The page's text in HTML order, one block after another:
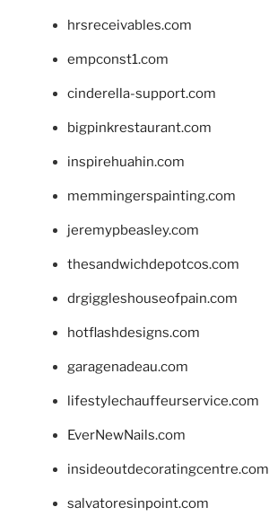
hrsreceivables.com
empconst1.com
cinderella-support.com
bigpinkrestaurant.com
inspirehuahin.com
memmingerspainting.com
jeremypbeasley.com
thesandwichdepotcos.com
drgiggleshouseofpain.com
hotflashdesigns.com
garagenadeau.com
lifestylechauffeurservice.com
EverNewNails.com
insideoutdecoratingcentre.com
salvatoresinpoint.com